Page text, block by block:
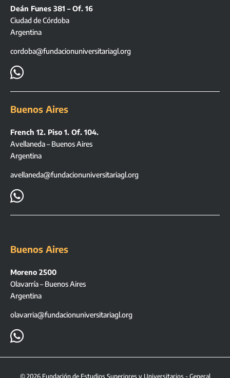
Deán Funes 381 – Of. 16
Ciudad de Córdoba
Argentina
cordoba@fundacionuniversitariagl.org

Buenos Aires
French 12. Piso 1. Of. 104.
Avellaneda – Buenos Aires
Argentina
avellaneda@fundacionuniversitariagl.org

Buenos Aires
Moreno 2500
Olavarría – Buenos Aires
Argentina
olavarria@fundacionuniversitariagl.org

© 2026Fundación de Estudios Superiores y Universitarios - General